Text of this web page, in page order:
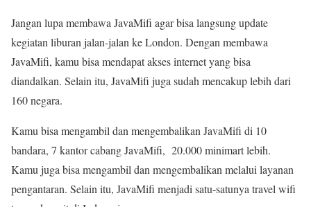
Jangan lupa membawa JavaMifi agar bisa langsung update
kegiatan liburan jalan-jalan ke London. Dengan membawa
JavaMifi, kamu bisa mendapat akses internet yang bisa
diandalkan. Selain itu, JavaMifi juga sudah mencakup lebih dari
160 negara.
Kamu bisa mengambil dan mengembalikan JavaMifi di 10
bandara, 7 kantor cabang JavaMifi, 20.000 minimart lebih.
Kamu juga bisa mengambil dan mengembalikan melalui layanan
pengantaran. Selain itu, JavaMifi menjadi satu-satunya travel wifi